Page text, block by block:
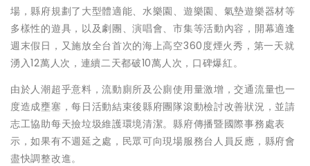
場，縣府規劃了大型體適能、水樂園、遊樂園、氣墊遊樂器材等
多樣性的遊具，以及劇團、演唱會、市集等活動內容，開幕適逢
週末假日，又施放全台首次的海上高空360度煙火秀，第一天就
湧入12萬人次，連續二天都破10萬人次，口碑爆紅。
由於人潮超乎意料，流動廁所及公廁使用量激增，交通流量也一
度造成壅塞，每日活動結束後縣府團隊滾動檢討改善狀況，並請
志工協助每天撿垃圾維護環境清潔。縣府傳播暨國際事務處表
示，如果有不週延之處，民眾可向現場服務台人員反應，縣府會
盡快調整改進。